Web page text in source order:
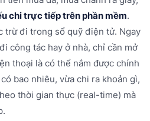
chi trực tiếp trên phần mềm.
trừ đi trong sổ quỹ điện tử. Ngay
công tác hay ở nhà, chỉ cần mở
thoại là có thể nắm được chính
bao nhiêu, vừa chi ra khoản gì,
thời gian thực (real-time) mà